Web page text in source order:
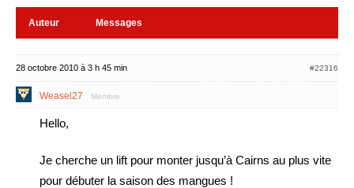
Auteur Messages
28 octobre 2010 à 3 h 45 min #22316
Weasel27 Membre
Hello,
Je cherche un lift pour monter jusqu’à Cairns au plus vite
pour débuter la saison des mangues !